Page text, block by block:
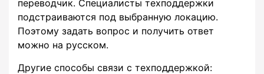
переводчик. Специалисты техподдержки
подстраиваются под выбранную локацию.
Поэтому задать вопрос и получить ответ
можно на русском.
Другие способы связи с техподдержкой: